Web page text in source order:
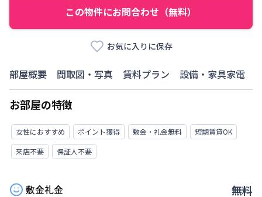
この物件にお問合わせ（無料）
お気に入りに保存
部屋概要 間取図・写真 賃料プラン 設備・家具家電
お部屋の特徴
女性におすすめ ポイント獲得 敷金・礼金無料
短期賃貸OK
来店不要
保証人不要
敷金礼金 無料